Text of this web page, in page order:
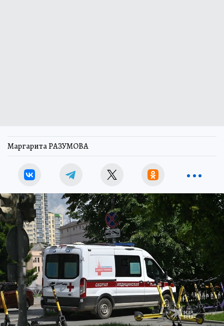
Маргарита РАЗУМОВА